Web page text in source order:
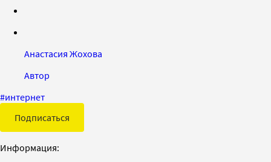
Анастасия Жохова
Автор
#интернет
Подписаться
Информация: